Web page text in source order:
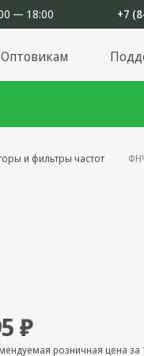
— 18:00 +7
Оптовикам
и фильтры частот
₽
розничная цена за